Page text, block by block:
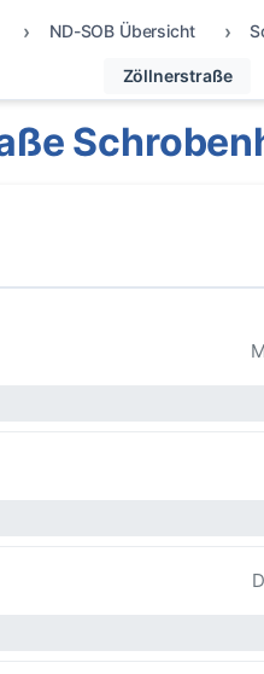
ND-SOB Übersicht
Zöllnerstraße